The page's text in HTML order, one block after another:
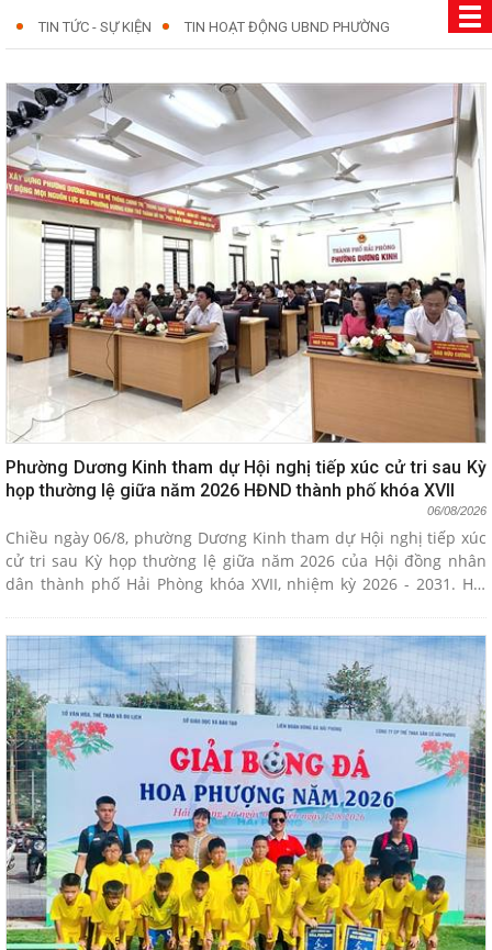
TIN TỨC - SỰ KIỆN TIN HOẠT ĐỘNG UBND PHƯỜNG
Phường Dương Kinh tham dự Hội nghị tiếp xúc cử tri sau Kỳ
họp thường lệ giữa năm 2026 HĐND thành phố khóa XVII
06/08/2026
Chiều ngày 06/8, phường Dương Kinh tham dự Hội nghị tiếp xúc
cử tri sau Kỳ họp thường lệ giữa năm 2026 của Hội đồng nhân
dân thành phố Hải Phòng khóa XVII, nhiệm kỳ 2026 - 2031. Hội
tại các phường, trong đó có phường Dương Kinh.